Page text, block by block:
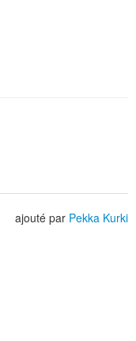
ajouté par Pekka Kurki